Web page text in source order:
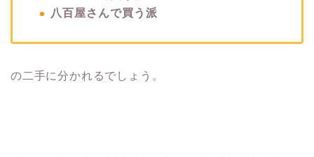
八百屋さんで買う派
の二手に分かれるでしょう。